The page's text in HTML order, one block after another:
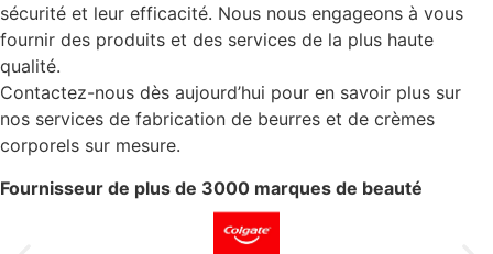
sécurité et leur efficacité. Nous nous engageons à vous
fournir des produits et des services de la plus haute
qualité.
Contactez-nous dès aujourd’hui pour en savoir plus sur
nos services de fabrication de beurres et de crèmes
corporels sur mesure.
Fournisseur de plus de 3000 marques de beauté